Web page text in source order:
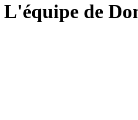
L'équipe de